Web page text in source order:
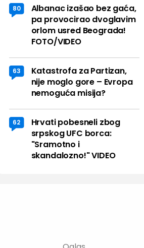
80
Albanac izašao bez gaća,
pa provocirao dvoglavim
orlom usred Beograda!
FOTO/VIDEO
63
Katastrofa za Partizan,
nije moglo gore – Evropa
nemoguća misija?
62
Hrvati pobesneli zbog
srpskog UFC borca:
"Sramotno i
skandalozno!" VIDEO